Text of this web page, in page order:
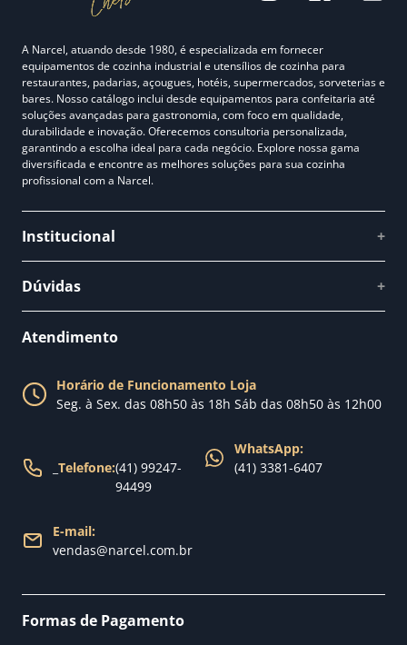
A Narcel, atuando desde 1980, é especializada em fornecer
equipamentos de cozinha industrial e utensílios de cozinha para
restaurantes, padarias, açougues, hotéis, supermercados, sorveterias e
bares. Nosso catálogo inclui desde equipamentos para confeitaria até
soluções avançadas para gastronomia, com foco em qualidade,
durabilidade e inovação. Oferecemos consultoria personalizada,
garantindo a escolha ideal para cada negócio. Explore nossa gama
diversificada e encontre as melhores soluções para sua cozinha
profissional com a Narcel.
Institucional +
Fale conosco
Nossa loja
Dúvidas +
Política de Trocas
Política de Entrega
Atendimento
Horário de Funcionamento Loja
Seg. à Sex. das 08h50 às 18h Sáb das 08h50 às 12h00
Telefone:(41) 99247-
94499
WhatsApp:
(41) 3381-6407
E-mail:
vendas@narcel.com.br
Formas de Pagamento